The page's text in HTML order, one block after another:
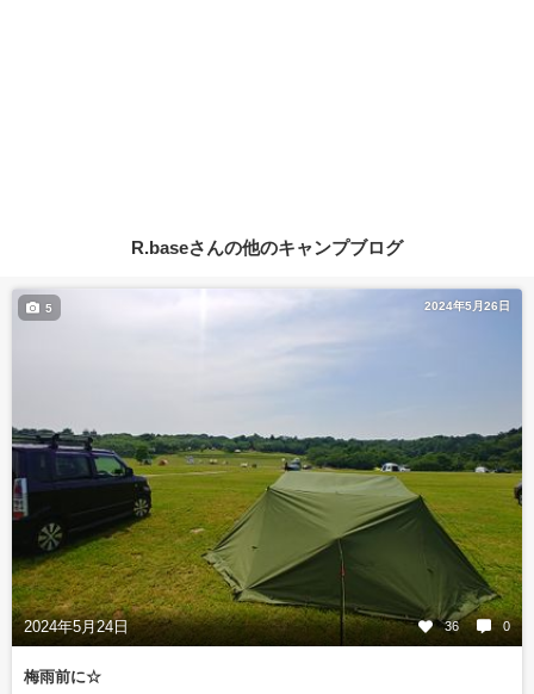
R.baseさんの他のキャンプブログ
2024年5月26日
2024年5月24日 36 0
5
梅雨前に☆